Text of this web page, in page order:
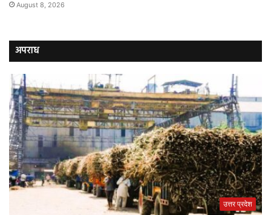
August 8, 2026
अपराध
उत्तर प्रदेश